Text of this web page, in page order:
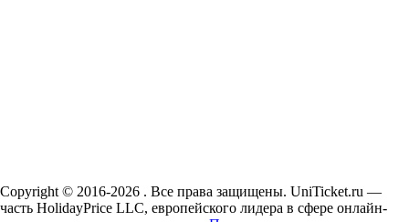
Copyright © 2016-2026 . Все права защищены. UniTicket.ru —
часть HolidayPrice LLC, европейского лидера в сфере онлайн-